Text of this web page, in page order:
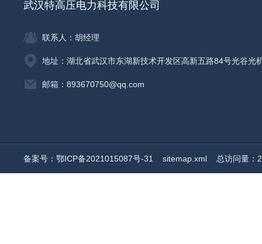
武汉特高压电力科技有限公司
联系人：胡经理
地址：湖北省武汉市东湖新技术开发区高新五路84号光谷光
邮箱：893670750@qq.com
备案号：鄂ICP备2021015087号-31 sitemap.xml 总访问量：